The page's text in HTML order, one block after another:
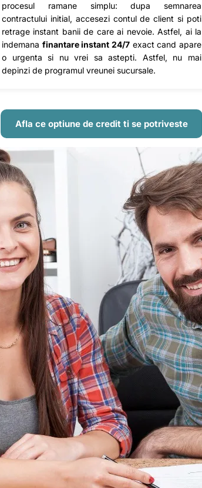
procesul ramane simplu: dupa semnarea
contractului initial, accesezi contul de client si poti
retrage instant banii de care ai nevoie. Astfel, ai la
indemana finantare instant 24/7 exact cand apare
o urgenta si nu vrei sa astepti. Astfel, nu mai
depinzi de programul vreunei sucursale.
Afla ce optiune de credit ti se potriveste